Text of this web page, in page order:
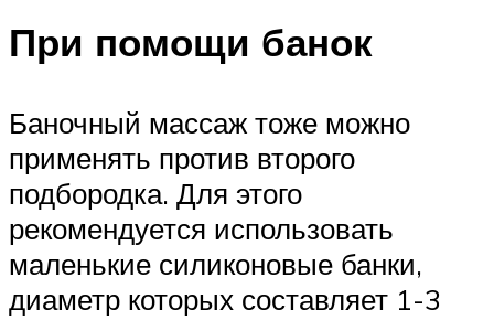
При помощи банок
Баночный массаж тоже можно
применять против второго
подбородка. Для этого
рекомендуется использовать
маленькие силиконовые банки,
диаметр которых составляет 1-3